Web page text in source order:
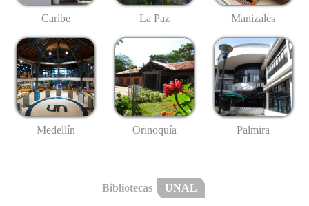
Caribe La Paz Manizales
Medellín Orinoquía Palmira
Bibliotecas UNAL